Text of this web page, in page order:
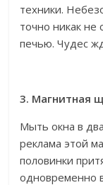
техники.
точно никак не
печью. Чудес
3. Магнитная
Мыть окна в
реклама этой
половинки
одновременно